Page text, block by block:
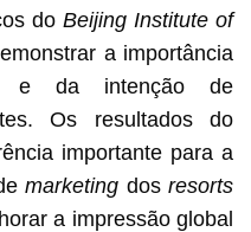
doBeijing Institute of
a importância
e da intenção de
Os resultados do
importante para a
marketing dosresorts
a impressão global